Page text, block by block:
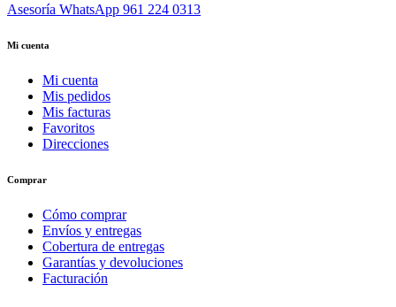
Asesoría WhatsApp 961 224 0313
Mi cuenta
Mi cuenta
Mis pedidos
Mis facturas
Favoritos
Direcciones
Comprar
Cómo comprar
Envíos y entregas
Cobertura de entregas
Garantías y devoluciones
Facturación